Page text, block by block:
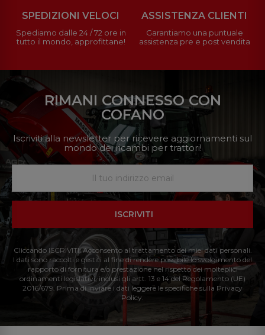
SPEDIZIONI VELOCI
Spediamo dalle 24 / 72 ore in
tutto il mondo, approfittane!
ASSISTENZA CLIENTI
Garantiamo una puntuale
assistenza pre e post vendita
RIMANI CONNESSO CON
COFANO
Iscriviti alla newsletter per ricevere aggiornamenti sul
mondo dei ricambi per trattori!
ISCRIVITI
Cliccando ISCRIVITI: Acconsento al trattamento dei miei dati personali.
I dati sono raccolti e gestiti al fine di rendere possibile lo svolgimento del
rapporto di fornitura e/o prestazione nel rispetto dei molteplici
ordinamenti legislativi, inclusi gli artt. 13 e 14 del Regolamento (UE)
2016/679. Prima di inviare i dati leggere le specifiche sulla Privacy
Policy.